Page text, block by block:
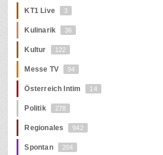
KT1 Live 3
Kulinarik 36
Kultur 122
Messe TV 94
Österreich Intim 14
Politik 278
Regionales 942
Spontan 204